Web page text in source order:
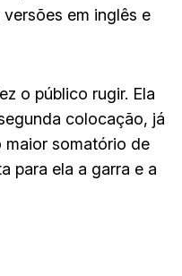
em inglês e
o público rugir. Ela
colocação, já
maior somatório de
para ela a garra e a